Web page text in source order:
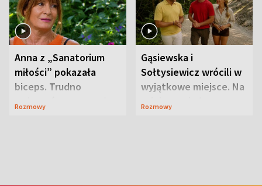
Anna z „Sanatorium
miłości” pokazała
biceps. Trudno
uwierzyć, co przeszła
Rozmowy
Gąsiewska i
Sołtysiewicz wrócili w
wyjątkowe miejsce. Na
szlaku czekał
Rozmowy